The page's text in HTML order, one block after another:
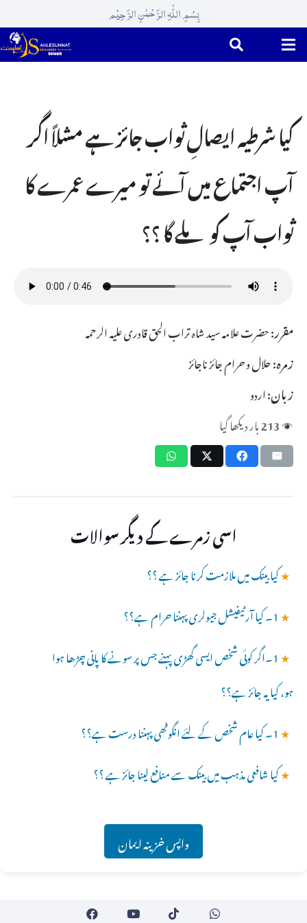
بِسْمِ اللّٰہِ الرَّحْمٰنِ الرَّحِیْم
کیا شرطیہ ایصالِ ثواب جائز ہے مشلاً اگر
آپ اجتماع میں آئے تو میرے عمرے کا
ثواب آپ کو ملے گا ؟؟
مقرر:حضرت علامہ سید شاہ تراب الحق قادری علیہ الرحمہ
زمرہ:حلال و حرام جائز ناجائز
زبان:اردو
213بار دیکھا گیا
اسی زمرے کے دیگر سوالات
★کیا بینک میں ملازمت کرنا جائز ہے ؟؟
★1۔ کیا آرٹیفیشل جیولری پہننا حرام ہے؟؟
★ 1۔اگر کوئی شخص ایسی گھڑی پہنے جس پر سونے کا پانی چڑھا ہوا
ہو، کیا یہ جائز ہے؟؟
★1۔ کیا عام شخص کے لئے انگوٹھی پہننا درست ہے؟؟
★کیا شافعی مذہب میں بینک سے منافع لینا جائز ہے ؟؟
واپس خزینہ ایمان